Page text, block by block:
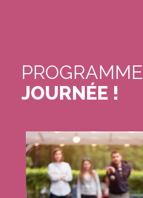
PROGRAMME
JOURNÉE !